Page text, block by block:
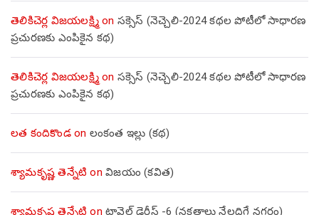
తెలికిచెర్ల విజయలక్ష్మిon సక్సెస్ (నెచ్చెలి-2024 కథల పోటీలో సాధారణ
ప్రచురణకు ఎంపికైన కథ)
తెలికిచెర్ల విజయలక్ష్మిon సక్సెస్ (నెచ్చెలి-2024 కథల పోటీలో సాధారణ
ప్రచురణకు ఎంపికైన కథ)
లత కందికొండon లంకంత ఇల్లు (కథ)
శ్యామకృష్ణ తెన్నేటి on విజయం (కవిత)
శ్యామకృష్ణ తెన్నేటి on ట్రావెల్ డైరీస్ -6 (నక్షత్రాలు నేలదిగే నగరం)